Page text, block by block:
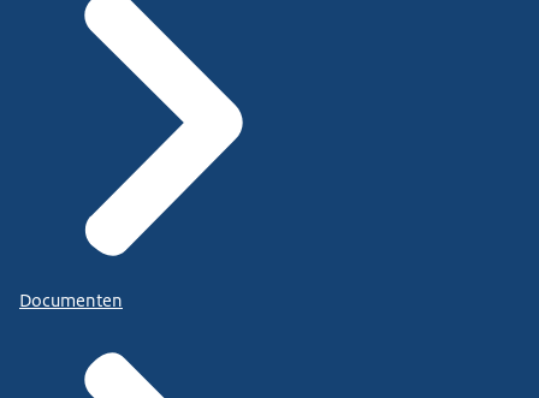
Documenten